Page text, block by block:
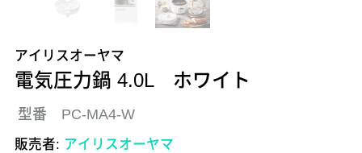
アイリスオーヤマ
電気圧力鍋 4.0L ホワイト
型番 PC-MA4-W
販売者: アイリスオーヤマ